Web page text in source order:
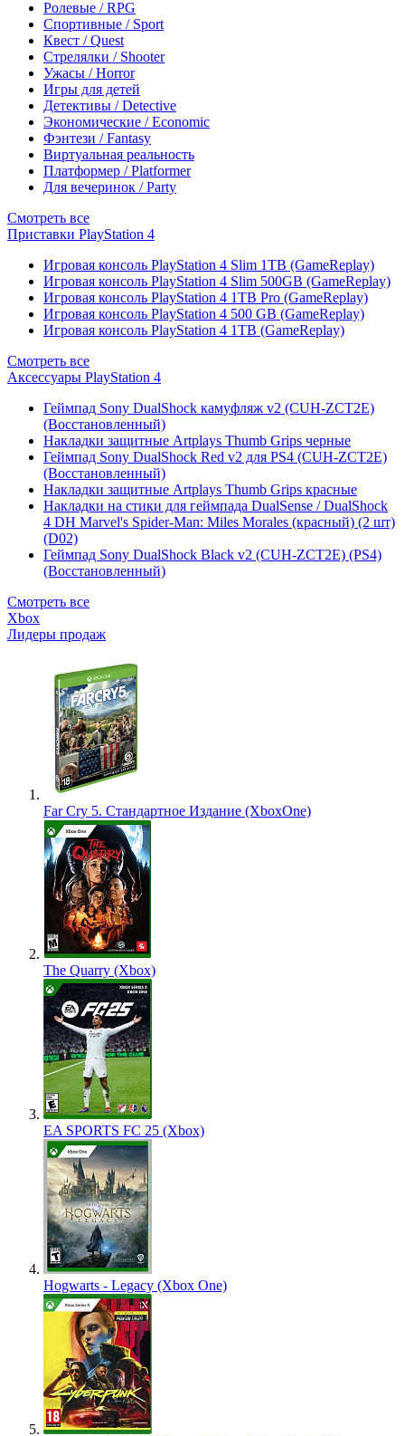
Ролевые / RPG
Спортивные / Sport
Квест / Quest
Стрелялки / Shooter
Ужасы / Horror
Игры для детей
Детективы / Detective
Экономические / Economic
Фэнтези / Fantasy
Виртуальная реальность
Платформер / Platformer
Для вечеринок / Party
Смотреть все
Приставки PlayStation 4
Игровая консоль PlayStation 4 Slim 1TB (GameReplay)
Игровая консоль PlayStation 4 Slim 500GB (GameReplay)
Игровая консоль PlayStation 4 1TB Pro (GameReplay)
Игровая консоль PlayStation 4 500 GB (GameReplay)
Игровая консоль PlayStation 4 1TB (GameReplay)
Смотреть все
Аксессуары PlayStation 4
Геймпад Sony DualShock камуфляж v2 (CUH-ZCT2E)
(Восстановленный)
Накладки защитные Artplays Thumb Grips черные
Геймпад Sony DualShock Red v2 для PS4 (CUH-ZCT2E)
(Восстановленный)
Накладки защитные Artplays Thumb Grips красные
Накладки на стики для геймпада DualSense / DualShock
4 DH Marvel's Spider-Man: Miles Morales (красный) (2 шт)
(D02)
Геймпад Sony DualShock Black v2 (CUH-ZCT2E) (PS4)
(Восстановленный)
Смотреть все
Xbox
Лидеры продаж
Far Cry 5. Стандартное Издание (XboxOne)
The Quarry (Xbox)
EA SPORTS FC 25 (Xbox)
Hogwarts - Legacy (Xbox One)